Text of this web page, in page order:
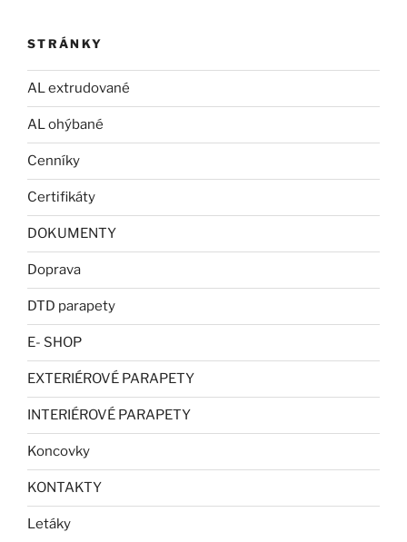
STRÁNKY
AL extrudované
AL ohýbané
Cenníky
Certifikáty
DOKUMENTY
Doprava
DTD parapety
E- SHOP
EXTERIÉROVÉ PARAPETY
INTERIÉROVÉ PARAPETY
Koncovky
KONTAKTY
Letáky